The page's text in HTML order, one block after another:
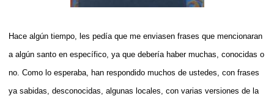
Hace algún tiempo, les pedía que me enviasen frases que mencionaran
a algún santo en específico, ya que debería haber muchas, conocidas o
no. Como lo esperaba, han respondido muchos de ustedes, con frases
ya sabidas, desconocidas, algunas locales, con varias versiones de la